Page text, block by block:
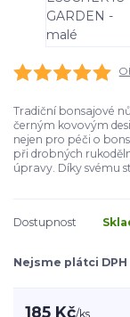
Tradiční bonsajové
černým kovovým
nejen pro péči o
při drobných
úpravy. Díky svému
Dostupnost
Nejsme plátci DPH
185 Kč/ks